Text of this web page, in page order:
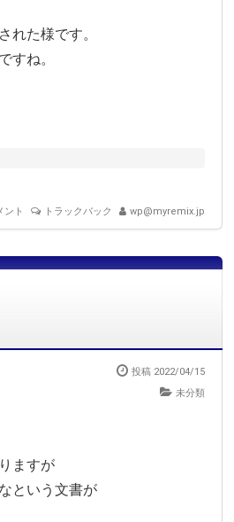
れた様です。
すね。
ント トラックバック wp@myremix.jp
投稿 2022/04/15
未分類
ますが
という文書が